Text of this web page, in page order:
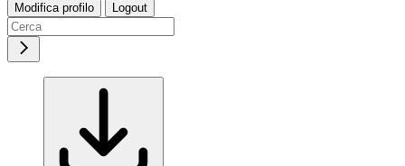
Modifica profilo Logout